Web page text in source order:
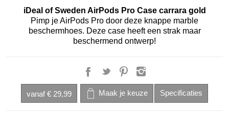
iDeal of Sweden AirPods Pro Case carrara gold
Pimp je AirPods Pro door deze knappe marble
beschermhoes. Deze case heeft een strak maar
beschermend ontwerp!
vanaf € 29,99